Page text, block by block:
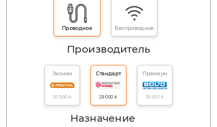
Проводное Беспроводное
Производитель
Эконом
20 000 ₽
Стандарт
29 000 ₽
Премиум
36 500 ₽
Назначение